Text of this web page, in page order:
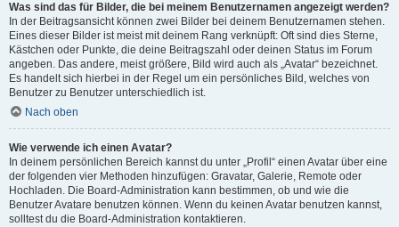
Was sind das für Bilder, die bei meinem Benutzernamen angezeigt werden?
In der Beitragsansicht können zwei Bilder bei deinem Benutzernamen stehen.
Eines dieser Bilder ist meist mit deinem Rang verknüpft: Oft sind dies Sterne,
Kästchen oder Punkte, die deine Beitragszahl oder deinen Status im Forum
angeben. Das andere, meist größere, Bild wird auch als „Avatar“ bezeichnet.
Es handelt sich hierbei in der Regel um ein persönliches Bild, welches von
Benutzer zu Benutzer unterschiedlich ist.
Nach oben
Wie verwende ich einen Avatar?
In deinem persönlichen Bereich kannst du unter „Profil“ einen Avatar über eine
der folgenden vier Methoden hinzufügen: Gravatar, Galerie, Remote oder
Hochladen. Die Board-Administration kann bestimmen, ob und wie die
Benutzer Avatare benutzen können. Wenn du keinen Avatar benutzen kannst,
solltest du die Board-Administration kontaktieren.